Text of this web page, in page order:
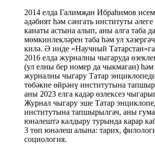
2014 елда Галимҗан Ибраһимов
әдәбият һәм сәнгать институты
канаты астына алып, аны алга таба
мөмкинлекләрен таба һәм ул
килә. Ә инде «Научный
2016 елда журналны чыгаруда
(ул елны бер номер да чыкмаган) һәм
журналны чыгару Татар
төбәкне өйрәнү институтына
аны 2023 елга кадәр өзлексез
Журнал чыгару эше Татар
институтына тапшырылгач, аны
юнәлештә калдыру турында карар
3 төп юнәлеш алына: тарих,
социология.